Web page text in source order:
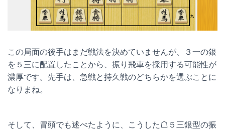
この局面の後手はまだ戦法を決めていませんが、３一の銀
を５三に配置したことから、振り飛車を採用する可能性が
濃厚です。先手は、急戦と持久戦のどちらかを選ぶことに
なりまね。
そして、冒頭でも述べたように、こうした☖５三銀型の振